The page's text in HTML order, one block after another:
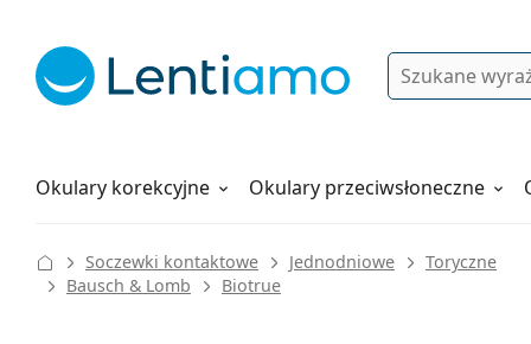
Wyszukiwanie
Płyny do soczewek
Okulary korekcyjne Okulary przeciwsłoneczne
Wszystko o zakupach
Soczewki kontaktowe Jednodniowe
Toryczne
Bausch & Lomb
Biotrue